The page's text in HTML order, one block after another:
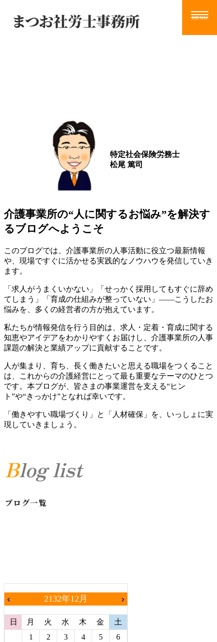
特定社会保険労務士
松尾 篤司
介護事業所の“人に関するお悩み”を解決す
るブログへようこそ
このブログでは、介護事業所の人事活動に役立つ最新情報
や、現場ですぐに活かせる実践的なノウハウを発信していき
ます。
「求人がうまくいかない」「せっかく採用してもすぐに辞め
てしまう」「育成の仕組みが整っていない」――こうしたお
悩みを、多くの経営者の方が抱えています。
私たちが情報発信を行う目的は、求人・定着・育成に関する
知恵やアイデアをわかりやすくお届けし、介護事業所の人事
課題の解決と業績アップに貢献することです。
人が集まり、育ち、長く働きたいと思える職場をつくること
は、これからの介護経営にとって最も重要なテーマのひとつ
です。本ブログが、皆さまの事業運営を支える“ヒン
ト”や“きっかけ”となれば幸いです。
「働きやすい職場づくり」と「人材確保」を、いっしょに実
現していきましょう。
Blog list
ブログ一覧
chevron_left 2132年12月 chevron_right
日 月 火 水 木 金
土
1
2 3 4 5
6